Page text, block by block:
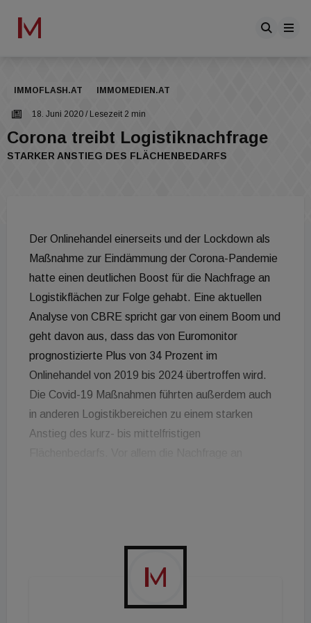
IMMOFLASH.AT IMMOMEDIEN.AT
18. Juni 2020 / Lesezeit 2 min
Corona treibt Logistiknachfrage
STARKER ANSTIEG DES FLÄCHENBEDARFS
Der Onlinehandel einerseits und der Lockdown als
Maßnahme zur Eindämmung der Corona-Pandemie
hatte einen deutlichen Boost für die Nachfrage an
Logistikflächen zur Folge gehabt. Eine aktuellen
Analyse von CBRE spricht gar von einem Boom und
geht davon aus, dass das von Euromonitor
prognostizierte Plus von 34 Prozent im
Onlinehandel von 2019 bis 2024 übertroffen wird.
Die Covid-19 Maßnahmen führten außerdem auch
in anderen Logistikbereichen zu einem starken
Anstieg des kurz- bis mittelfristigen
allerdings rar und der Konkurrenzkampf hoch sind,
greifen Entwickler auf bereits bestehende
Lagerflächen sowie brachstehende Industrieareale
zurück. In den kommenden Monaten sollten an den